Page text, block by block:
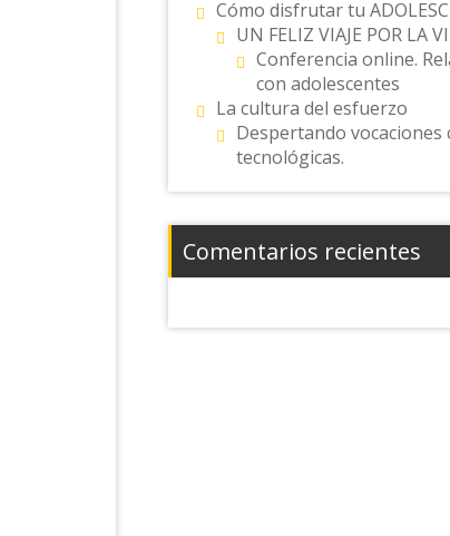
Cómo disfrutar tu
UN FELIZ VIAJE POR LA
Conferencia online.
con adolescentes
La cultura del esfuerzo
Despertando vocaciones
tecnológicas.
Comentarios recientes